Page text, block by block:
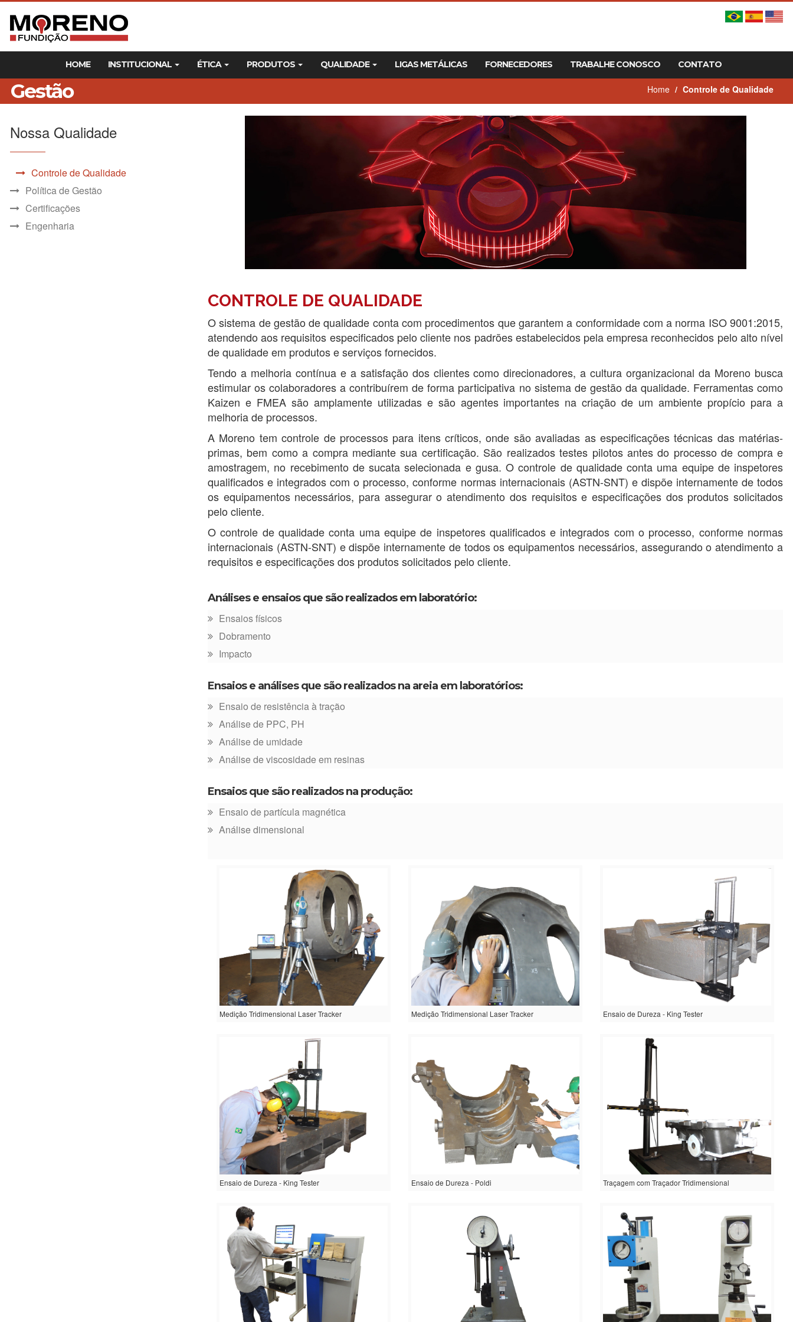
HOME INSTITUCIONAL ÉTICA PRODUTOS QUALIDADE LIGAS METÁLICAS FORNECEDORES TRABALHE CONOSCO CONTATO
Gestão Home Controle de Qualidade
Nossa Qualidade
Controle de Qualidade
Política de Gestão
Certificações
Engenharia
CONTROLE DE QUALIDADE
O sistema de gestão de qualidade conta com procedimentos que garantem a conformidade com a norma ISO 9001:2015,
atendendo aos requisitos especificados pelo cliente nos padrões estabelecidos pela empresa reconhecidos pelo alto nível
de qualidade em produtos e serviços fornecidos.
Tendo a melhoria contínua e a satisfação dos clientes como direcionadores, a cultura organizacional da Moreno busca
estimular os colaboradores a contribuírem de forma participativa no sistema de gestão da qualidade. Ferramentas como
Kaizen e FMEA são amplamente utilizadas e são agentes importantes na criação de um ambiente propício para a
melhoria de processos.
A Moreno tem controle de processos para itens críticos, onde são avaliadas as especificações técnicas das matérias-
primas, bem como a compra mediante sua certificação. São realizados testes pilotos antes do processo de compra e
amostragem, no recebimento de sucata selecionada e gusa. O controle de qualidade conta uma equipe de inspetores
qualificados e integrados com o processo, conforme normas internacionais (ASTN-SNT) e dispõe internamente de todos
os equipamentos necessários, para assegurar o atendimento dos requisitos e especificações dos produtos solicitados
pelo cliente.
O controle de qualidade conta uma equipe de inspetores qualificados e integrados com o processo, conforme normas
internacionais (ASTN-SNT) e dispõe internamente de todos os equipamentos necessários, assegurando o atendimento a
requisitos e especificações dos produtos solicitados pelo cliente.
Análises e ensaios que são realizados em laboratório:
Ensaios físicos
Dobramento
Impacto
Ensaios e análises que são realizados na areia em laboratórios:
Ensaio de resistência à tração
Análise de PPC, PH
Análise de umidade
Análise de viscosidade em resinas
Ensaios que são realizados na produção:
Ensaio de partícula magnética
Análise dimensional
Medição Tridimensional Laser Tracker Medição Tridimensional Laser Tracker Ensaio de Dureza - King Tester
Ensaio de Dureza - King Tester Ensaio de Dureza - Poldi Traçagem com Traçador Tridimensional